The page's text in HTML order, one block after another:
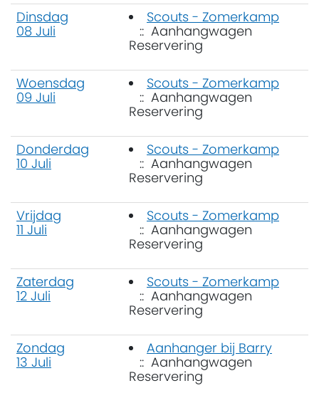
Dinsdag
08 Juli
Scouts - Zomerkamp
:: Aanhangwagen
Reservering
Woensdag
09 Juli
Scouts - Zomerkamp
:: Aanhangwagen
Reservering
Donderdag
10 Juli
Scouts - Zomerkamp
:: Aanhangwagen
Reservering
Vrijdag
11 Juli
Scouts - Zomerkamp
:: Aanhangwagen
Reservering
Zaterdag
12 Juli
Scouts - Zomerkamp
:: Aanhangwagen
Reservering
Zondag
13 Juli
Aanhanger bij Barry
:: Aanhangwagen
Reservering